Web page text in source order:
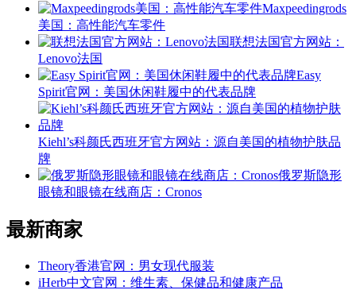
Maxpeedingrods
美国：高性能汽车零件
联想法国官方网站：
Lenovo法国
Easy
Spirit官网：美国休闲鞋履中的代表品牌
Kiehl’s科颜氏西班牙官方网站：源自美国的植物护肤品
牌
俄罗斯隐形
眼镜和眼镜在线商店：Cronos
最新商家
Theory香港官网：男女现代服装
iHerb中文官网：维生素、保健品和健康产品